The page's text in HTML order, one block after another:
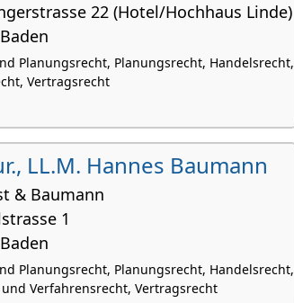
22 (Hotel/Hochhaus Linde)
Planungsrecht, Planungsrecht, Handelsrecht,
Vertragsrecht
LL.M. Hannes Baumann
& Baumann
1
Planungsrecht, Planungsrecht, Handelsrecht,
und Verfahrensrecht, Vertragsrecht